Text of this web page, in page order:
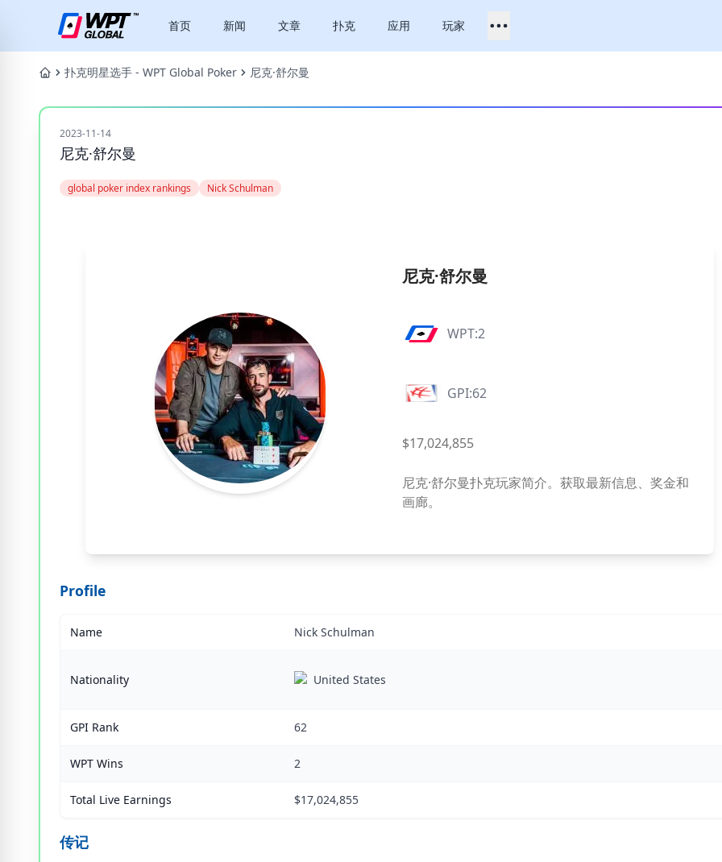
首页 新闻 文章 扑克 应用 玩家
扑克明星选手 - WPT Global Poker 尼克·舒尔曼
2023-11-14
尼克·舒尔曼
global poker index rankings Nick Schulman
尼克·舒尔曼
WPT:2
GPI:62
$17,024,855
尼克·舒尔曼扑克玩家简介。获取最新信息、奖金和
画廊。
Profile
Name Nick Schulman
Nationality United States
GPI Rank 62
WPT Wins 2
Total Live Earnings $17,024,855
传记